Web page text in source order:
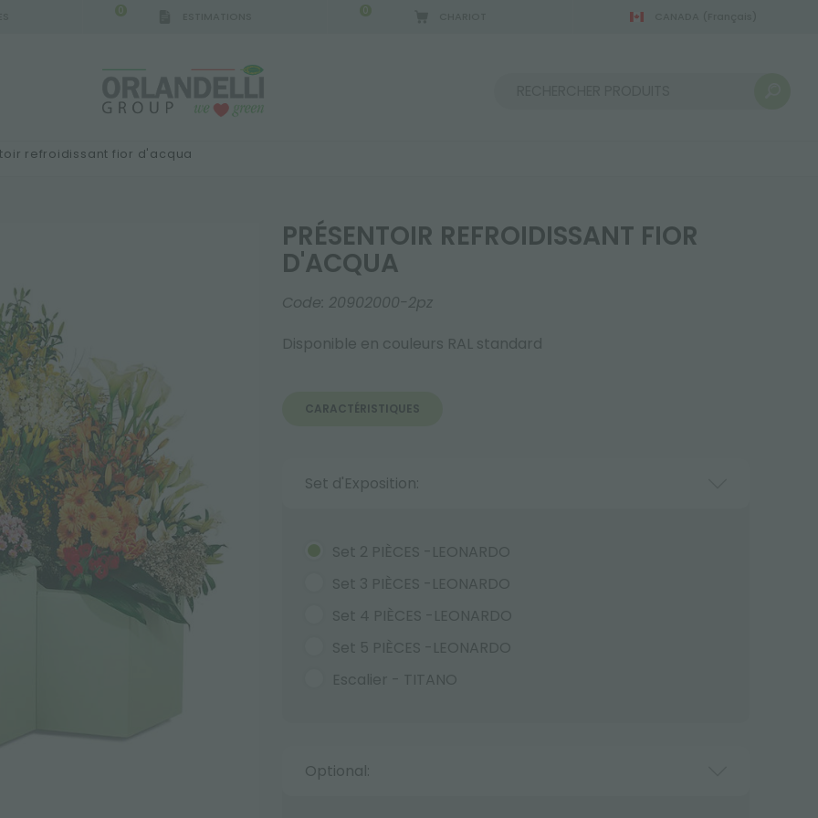
0 0
refroidissant fior d'acqua
PRÉSENTOIR REFROIDISSANT FIOR
D'ACQUA
Code: 20902000-2pz
Disponible en couleurs RAL standard
CARACTÉRISTIQUES
Set d'Exposition:
Set 2 PIÈCES -LEONARDO
Set 3 PIÈCES -LEONARDO
Set 4 PIÈCES -LEONARDO
Set 5 PIÈCES -LEONARDO
Escalier - TITANO
Optional: